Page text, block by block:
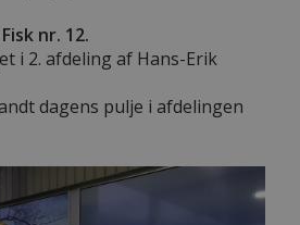
nr. 12.
i 2. afdeling af Hans-Erik
dagens pulje i afdelingen